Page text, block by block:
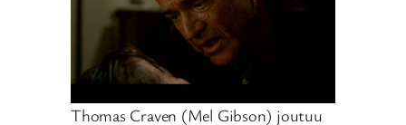
Thomas Craven (Mel Gibson) joutuu